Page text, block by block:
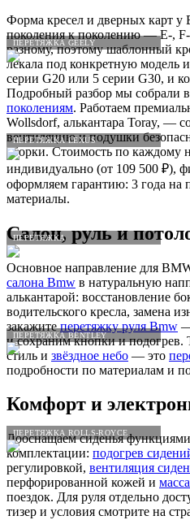
ПЕРЕТЯЖКА GEELY
ПЕРЕТЯЖКА LEXUS
ПЕРЕТЯЖКА
ПЕРЕТЯЖКА BENTLEY
ПЕРЕТЯЖКА ROLLS-ROYCE
Форма кресел и дверных карт у
поколения к поколению — E-, F-
разному, поэтому шаблонный
лекала под конкретную модель
серии G20 или 5 серии G30, и
Подробный разбор мы собрали
поколениям. Работаем
Wollsdorf, алькантара Toray, —
вентиляцию и подушки
сборки. Стоимость по каждому
индивидуально (от 109 500 ₽),
оформляем гарантию: 3 года на
материалы.
Салон, руль и
Основное направление для
салона Bmw в натуральную
алькантарой: восстановление
водительского кресла, замена
закажитеперетяжку руля Bmw
и сохраним кнопки и подогрев.
стиль и звёздное небо — это
подробности по материалам и
Комфорт и
Дооснащаем сиденья
комплектации: подогрев
регулировкой, вентиляция
перфорированной кожей и
поездок. Для руля отдельно
тизер и условия смотрите на